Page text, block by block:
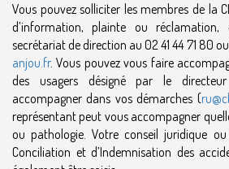
Vous pouvez solliciter les membres de la
d’information, plainte ou
secrétariat de direction au 02 41 44 71 80
anjou.fr. Vous pouvez vous faire
des usagers désigné par le
accompagner dans vos démarches (
représentant peut vous accompagner
ou pathologie. Votre conseil juridique
Conciliation et d’Indemnisation des